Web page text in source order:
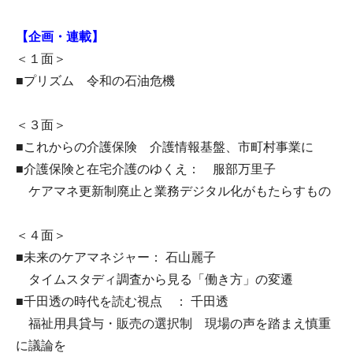
【企画・連載】
＜１面＞
■プリズム 令和の石油危機
＜３面＞
■これからの介護保険 介護情報基盤、市町村事業に
■介護保険と在宅介護のゆくえ： 服部万里子
ケアマネ更新制廃止と業務デジタル化がもたらすもの
＜４面＞
■未来のケアマネジャー： 石山麗子
タイムスタディ調査から見る「働き方」の変遷
■千田透の時代を読む視点 ： 千田透
福祉用具貸与・販売の選択制 現場の声を踏まえ慎重
に議論を